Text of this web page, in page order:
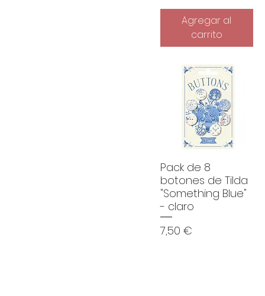
Agregar al
carrito
Pack de 8
botones de Tilda
"Something Blue"
- claro
Precio
7,50 €